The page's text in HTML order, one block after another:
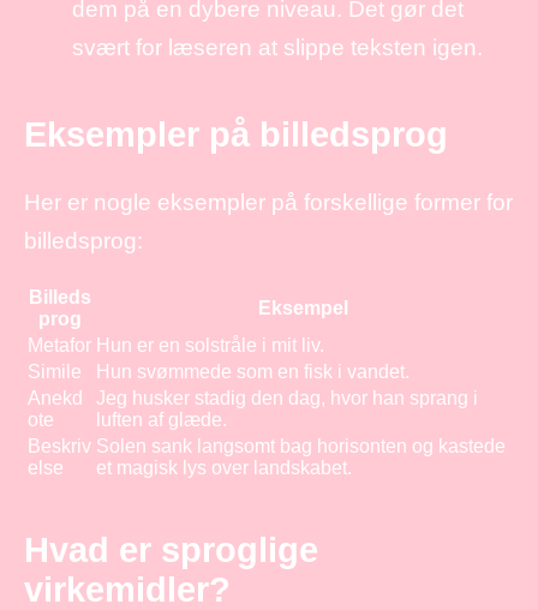
dem på en dybere niveau. Det gør det
svært for læseren at slippe teksten igen.
Eksempler på billedsprog
Her er nogle eksempler på forskellige former for
billedsprog:
Billeds
prog
Eksempel
Metafor Hun er en solstråle i mit liv.
Simile
Hun svømmede som en fisk i vandet.
Anekd
ote
Jeg husker stadig den dag, hvor han sprang i
luften af glæde.
Beskriv
else
Solen sank langsomt bag horisonten og kastede
et magisk lys over landskabet.
Hvad er sproglige
virkemidler?